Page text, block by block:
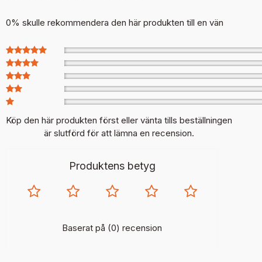
0% skulle rekommendera den här produkten till en vän
Köp den här produkten först eller vänta tills beställningen
är slutförd för att lämna en recension.
Produktens betyg
Baserat på (0) recension